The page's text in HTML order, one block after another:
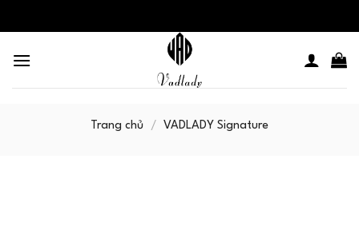
to
Trang chủ / VADLADY Signature